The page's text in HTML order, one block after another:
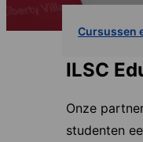
Cursussen
ILSC
Onze
studenten